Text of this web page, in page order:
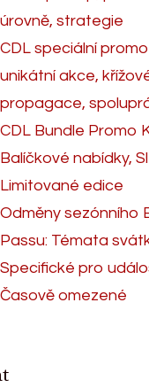
úrovně, strategie
CDL speciální
unikátní akce,
propagace,
CDL Bundle Promo
Balíčkové nabídky,
Limitované edice
Odměny sezónního
Passu: Témata
Specifické pro
Časově omezené